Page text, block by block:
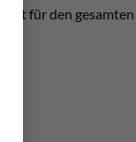
für den